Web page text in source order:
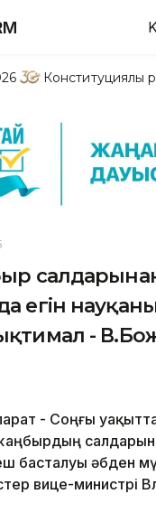
Конституциялық
егін
-
- Соңғы
басталуы әбден
вице-министрі